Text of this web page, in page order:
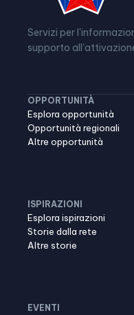
Servizi per
supporto
OPPORTUNITÀ
Esplora opportunità
Opportunità regionali
Altre opportunità
ISPIRAZIONI
Esplora ispirazioni
Storie dalla rete
Altre storie
EVENTI